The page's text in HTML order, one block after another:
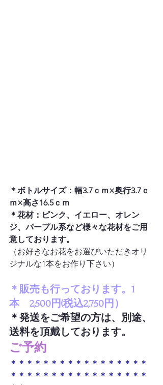
＊ボトルサイズ：幅3.7ｃｍ×奥行3.7ｃ
ｍ×高さ16.5ｃｍ
＊花材：ピンク、イエロー、オレン
ジ、パープル系など様々な花材をご用
意しております。
（お好きなお花をお選びいただきオリ
＊販売も行っております。1
本　2,500円(税込2,750円）
＊発送をご希望の方は、別途、
送料を頂戴しております。
ご予約
＊＊＊＊＊＊＊＊＊＊＊＊＊＊＊＊＊
＊＊＊＊＊＊＊＊＊＊＊＊＊＊＊＊＊